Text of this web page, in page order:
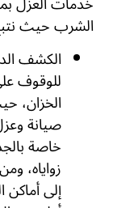
الشرب حيث
الكشف
للوقوف
الخزان،
صيانة
خاصة
زواياه،
إلى